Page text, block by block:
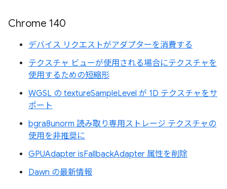
Chrome 140
デバイス リクエストがアダプターを消費する
テクスチャ ビューが使用される場合にテクスチャを
使用するための短縮形
WGSL の textureSampleLevel が 1D テクスチャをサ
ポート
bgra8unorm 読み取り専用ストレージ テクスチャの
使用を非推奨に
GPUAdapter isFallbackAdapter 属性を削除
Dawn の最新情報